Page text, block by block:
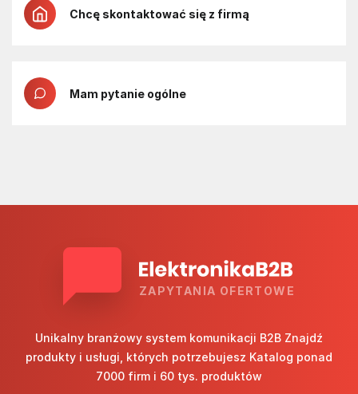
Chcę skontaktować się z firmą
Mam pytanie ogólne
ZAPYTANIA OFERTOWE
Unikalny branżowy system komunikacji B2B Znajdź
produkty i usługi, których potrzebujesz Katalog ponad
7000 firm i 60 tys. produktów